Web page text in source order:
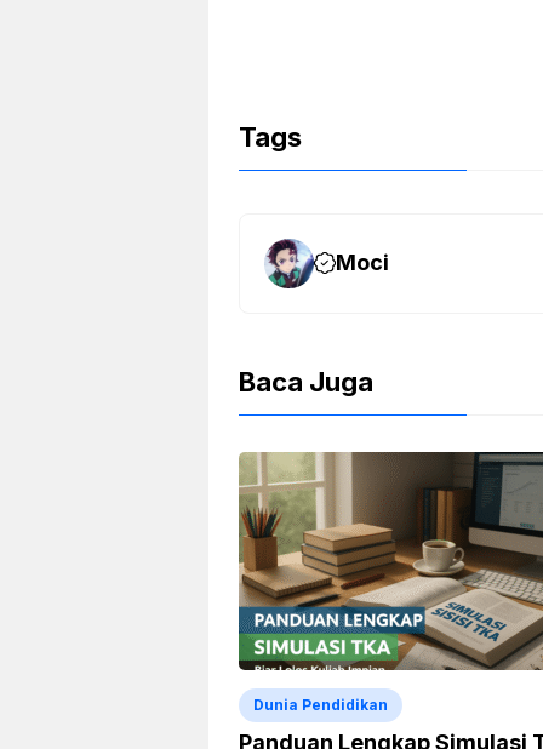
Tags
Moci
Baca Juga
Dunia Pendidikan
Panduan Lengkap Simulasi